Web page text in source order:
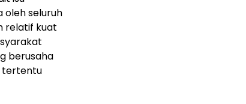
oleh seluruh
relatif kuat
berusaha
tertentu